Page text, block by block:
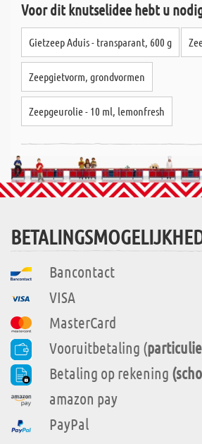
Voor dit knutselidee hebt u
Gietzeep Aduis - transparant, 600 g
Zeepgietvorm, grondvormen
Zeepgeurolie - 10 ml, lemonfresh
Bancontact
VISA
MasterCard
Vooruitbetaling (
Betaling op rekening
amazon pay
PayPal